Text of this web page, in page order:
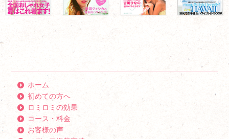
ホーム
初めての方へ
ロミロミの効果
コース・料金
お客様の声